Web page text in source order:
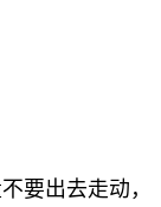
出去走动，